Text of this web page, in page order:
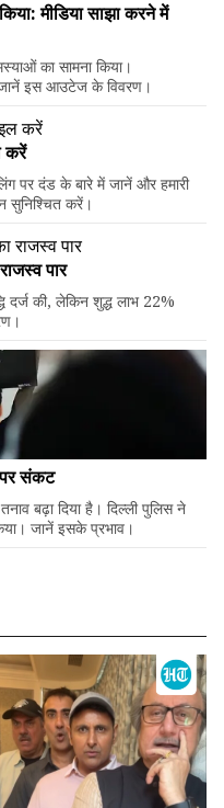
मीडिया साझा करने में
का सामना किया।
जानें इस आउटेज के विवरण।
करें
पर दंड के बारे में जानें और हमारी
सुनिश्चित करें।
पार
दर्ज की, लेकिन शुद्ध लाभ 22%
पर संकट
बढ़ा दिया है। दिल्ली पुलिस ने
जानें इसके प्रभाव।